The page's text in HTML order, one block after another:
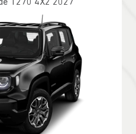
T270 4X2 2027